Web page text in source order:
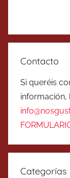
Contacto
Si queréis
información,
Categorías